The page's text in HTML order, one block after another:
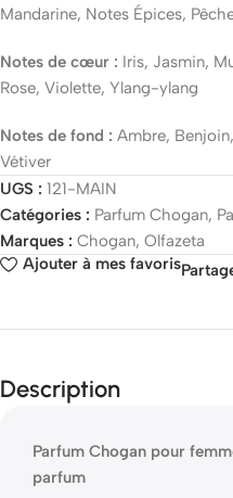
Mandarine, Notes Épices,
Notes de cœur : Iris, Jasmin,
Rose, Violette, Ylang-ylang
Notes de fond : Ambre,
Vétiver
UGS : 121-MAIN
Catégories : Parfum Chogan,
Marques : Chogan, Olfazeta
Ajouter à mes favoris
Description
Parfum Chogan pour
parfum